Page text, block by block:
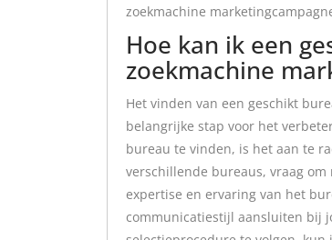
zoekmachine
Hoe kan ik een
zoekmachine
Het vinden van een geschikt
belangrijke stap voor het
bureau te vinden, is het aan te
verschillende bureaus, vraag
expertise en ervaring van het
communicatiestijl aansluiten bij